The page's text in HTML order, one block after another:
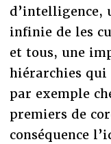
d’intelligence,
infinie de les
et tous, une
hiérarchies qui
par exemple
premiers de
conséquence